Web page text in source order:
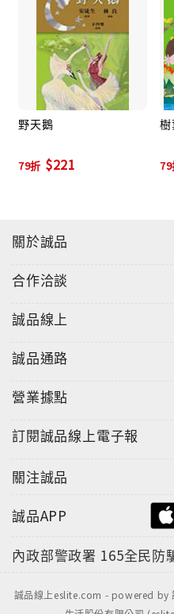
野天鵝
79折 $221 79
關於誠品
合作洽談
誠品線上
誠品通路
營業據點
訂閱誠品線上電子報
關注誠品
誠品APP
內政部警政署 165全民防
誠品線上eslite.com - powered by